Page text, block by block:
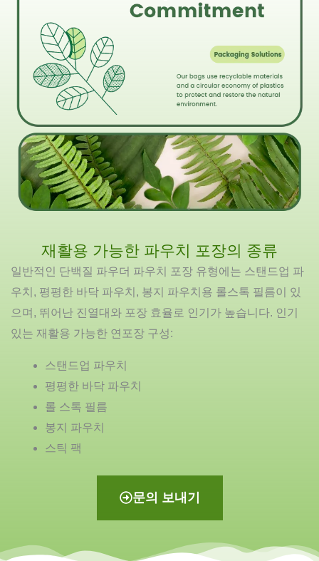
재활용 가능한 파우치 포장의 종류
일반적인 단백질 파우더 파우치 포장 유형에는 스탠드업 파
우치, 평평한 바닥 파우치, 봉지 파우치용 롤스톡 필름이 있
으며, 뛰어난 진열대와 포장 효율로 인기가 높습니다. 인기
있는 재활용 가능한 연포장 구성:
스탠드업 파우치
평평한 바닥 파우치
롤 스톡 필름
봉지 파우치
스틱 팩
문의 보내기